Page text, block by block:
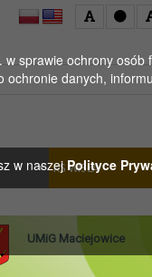
sprawie ochrony osób
ochronie danych,
w naszejPolityce
KS WISŁA